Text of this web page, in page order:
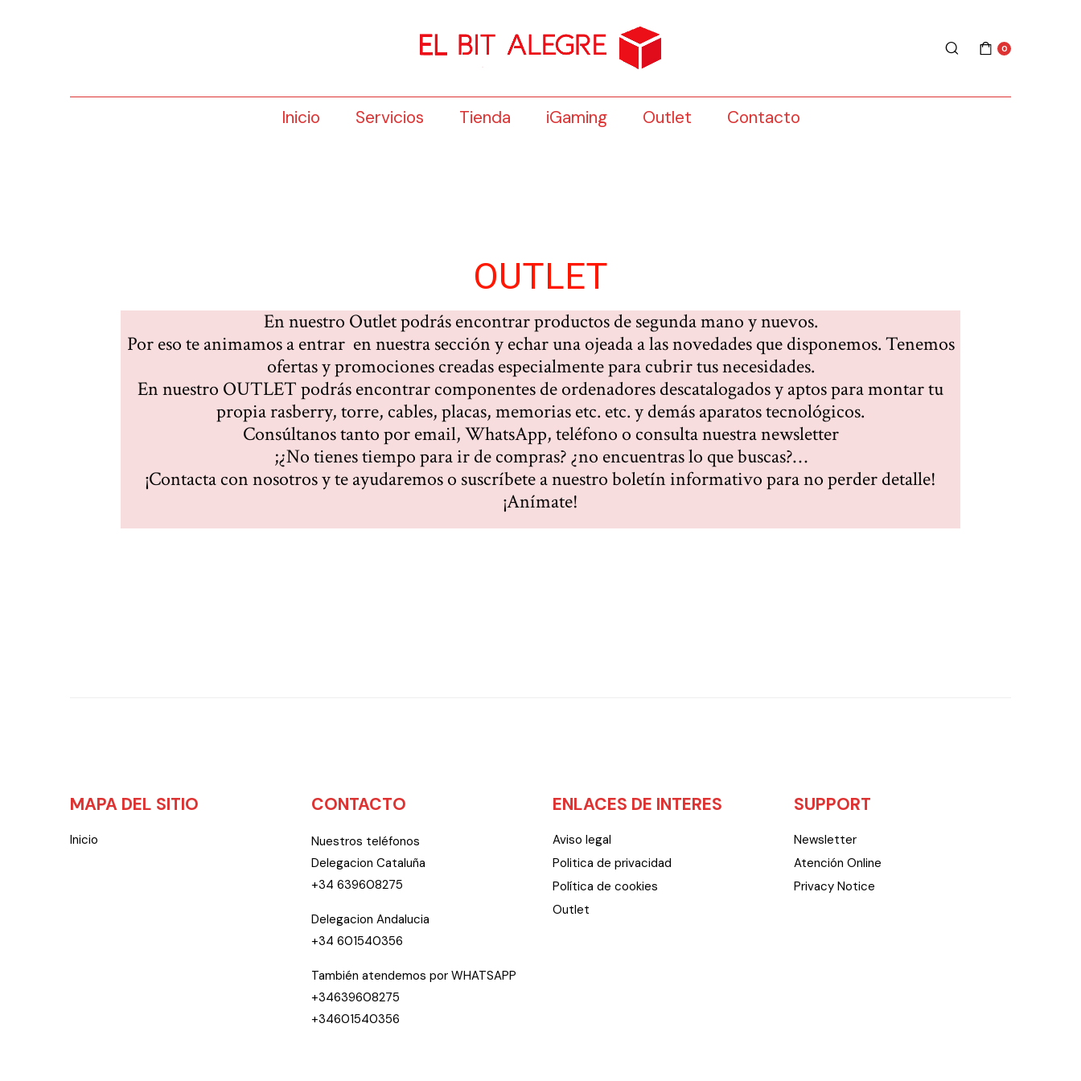
0
Inicio Servicios Tienda iGaming Outlet Contacto
OUTLET
En nuestro Outlet podrás encontrar productos de segunda mano y nuevos.
Por eso te animamos a entrar en nuestra sección y echar una ojeada a las novedades que disponemos. Tenemos
ofertas y promociones creadas especialmente para cubrir tus necesidades.
En nuestro OUTLET podrás encontrar componentes de ordenadores descatalogados y aptos para montar tu
propia rasberry, torre, cables, placas, memorias etc. etc. y demás aparatos tecnológicos.
Consúltanos tanto por email, WhatsApp, teléfono o consulta nuestra newsletter
;¿No tienes tiempo para ir de compras? ¿no encuentras lo que buscas?…
¡Contacta con nosotros y te ayudaremos o suscríbete a nuestro boletín informativo para no perder detalle!
¡Anímate!
MAPA DEL SITIO
Inicio
CONTACTO
Nuestros teléfonos
Delegacion Cataluña
+34 639608275
Delegacion Andalucia
+34 601540356
También atendemos por WHATSAPP
+34639608275
+34601540356
ENLACES DE INTERES
Aviso legal
Politica de privacidad
Política de cookies
Outlet
SUPPORT
Newsletter
Atención Online
Privacy Notice